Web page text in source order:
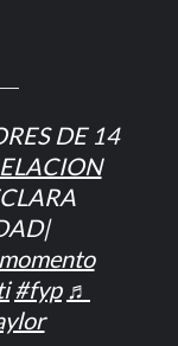
DE 14
#fyp ♬